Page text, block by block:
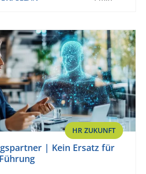
HR ZUKUNFT
| Kein Ersatz für